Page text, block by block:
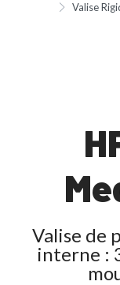
Valise
Valise de
interne :